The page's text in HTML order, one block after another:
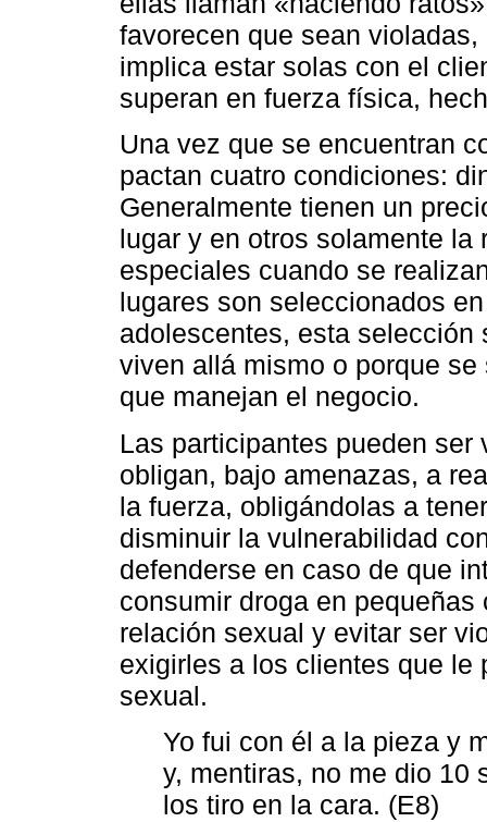
favorecen que sean
implica estar solas con el
superan en fuerza física,
Una vez que se encuentran
pactan cuatro condiciones:
Generalmente tienen un
lugar y en otros solamente
especiales cuando se
lugares son seleccionados
adolescentes, esta selección
viven allá mismo o porque
que manejan el negocio.
Las participantes pueden
obligan, bajo amenazas, a
la fuerza, obligándolas a
disminuir la vulnerabilidad
defenderse en caso de que
consumir droga en
relación sexual y evitar ser
exigirles a los clientes que le
sexual.
Yo fui con él a la pieza y
y, mentiras, no me dio 10
los tiro en la cara. (E8)